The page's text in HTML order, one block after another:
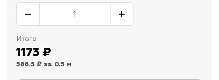
Итого
1173 ₽
586.5 ₽ за 0.5 м